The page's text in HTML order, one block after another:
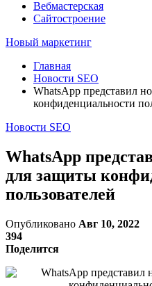
Вебмастерская
Сайтостроение
Новый маркетинг
Главная
Новости SEO
WhatsApp представил
конфиденциальности
Новости SEO
WhatsApp
для защиты
пользователей
Опубликовано Авг 10, 2022
394
Поделится